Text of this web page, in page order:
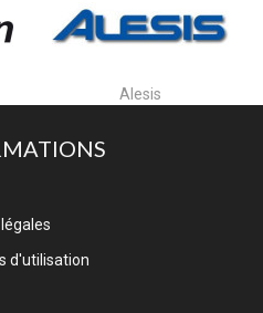
Alesis
d'utilisation